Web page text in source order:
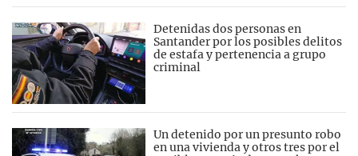
Detenidas dos personas en
Santander por los posibles delitos
de estafa y pertenencia a grupo
criminal
Un detenido por un presunto robo
en una vivienda y otros tres por el